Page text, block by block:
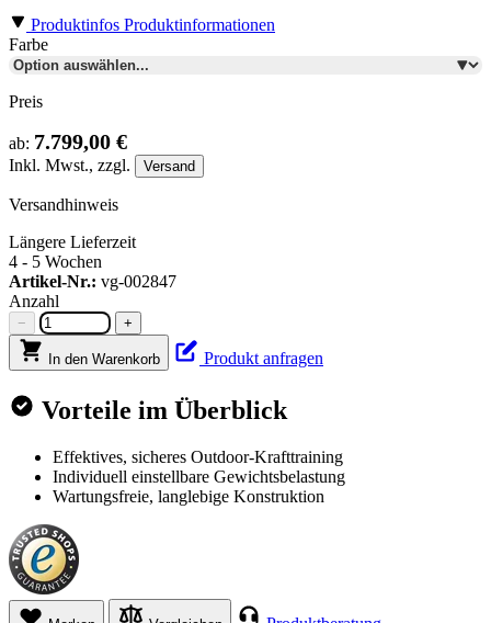
Produktinfos Produktinformationen
Farbe
Preis
ab: 7.799,00 €
Inkl. Mwst., zzgl. Versand
Versandhinweis
Längere Lieferzeit
4 - 5 Wochen
Artikel-Nr.: vg-002847
Anzahl
− +
In den Warenkorb Produkt anfragen
Vorteile im Überblick
Effektives, sicheres Outdoor-Krafttraining
Individuell einstellbare Gewichtsbelastung
Wartungsfreie, langlebige Konstruktion